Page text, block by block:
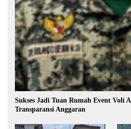
Sukses Jadi Tuan Rumah Event Voli
Transparansi Anggaran